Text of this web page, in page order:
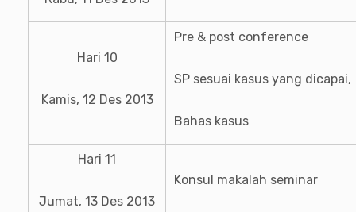
Hari 10
Kamis, 12 Des 2013
Pre & post conference
SP sesuai kasus yang dicapai,
Bahas kasus
Hari 11
Jumat, 13 Des 2013
Konsul makalah seminar